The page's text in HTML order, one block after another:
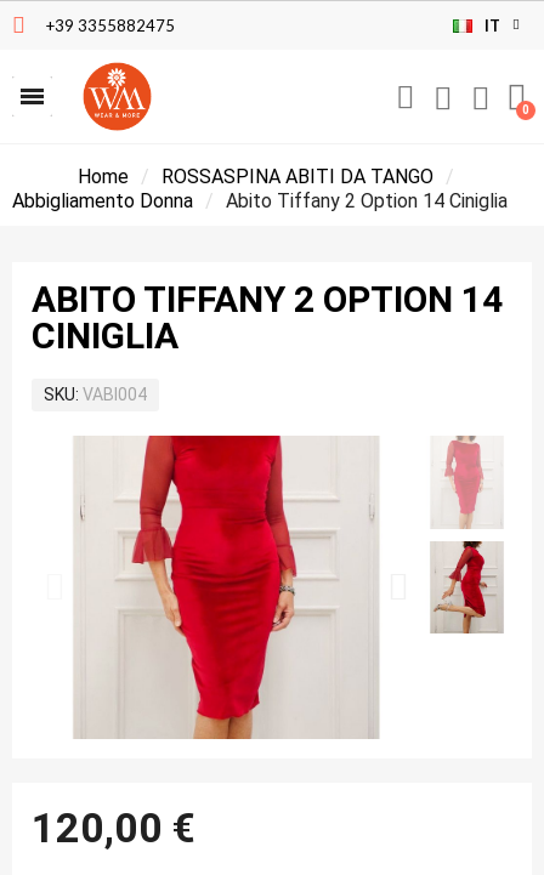
+39 3355882475 IT
Home
ROSSASPINA ABITI DA TANGO
Abbigliamento Donna
Abito Tiffany 2 Option 14 Ciniglia
ABITO TIFFANY 2 OPTION 14
CINIGLIA
SKU VABI004
120,00 €